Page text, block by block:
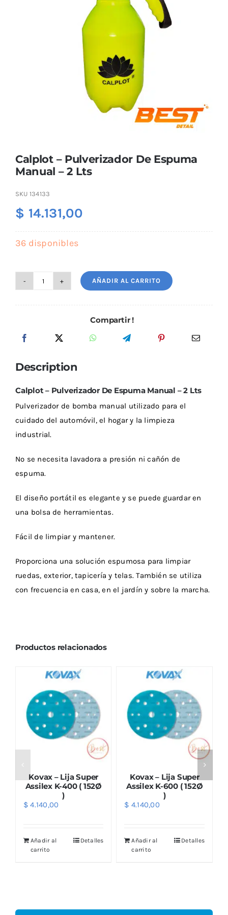
Marcas
Outlet
Calplot – Pulverizador De Espuma
Manual – 2 Lts
SKU 134133
$ 14.131,00
36 disponibles
Espuma
-
2
Lts
cantidad
AÑADIR AL CARRITO
Compartir !
Description
Calplot – Pulverizador De Espuma Manual – 2 Lts
Pulverizador de bomba manual utilizado para el
cuidado del automóvil, el hogar y la limpieza
industrial.
No se necesita lavadora a presión ni cañón de
espuma.
El diseño portátil es elegante y se puede guardar en
una bolsa de herramientas.
Fácil de limpiar y mantener.
Proporciona una solución espumosa para limpiar
ruedas, exterior, tapicería y telas. También se utiliza
con frecuencia en casa, en el jardín y sobre la marcha.
Productos relacionados
Kovax – Lija Super
Assilex K-400 ( 152Ø
)
$ 4.140,00
Añadir al
carrito
Detalles
Kovax – Lija Super
Assilex K-600 ( 152Ø
)
$ 4.140,00
Añadir al
carrito
Detalles